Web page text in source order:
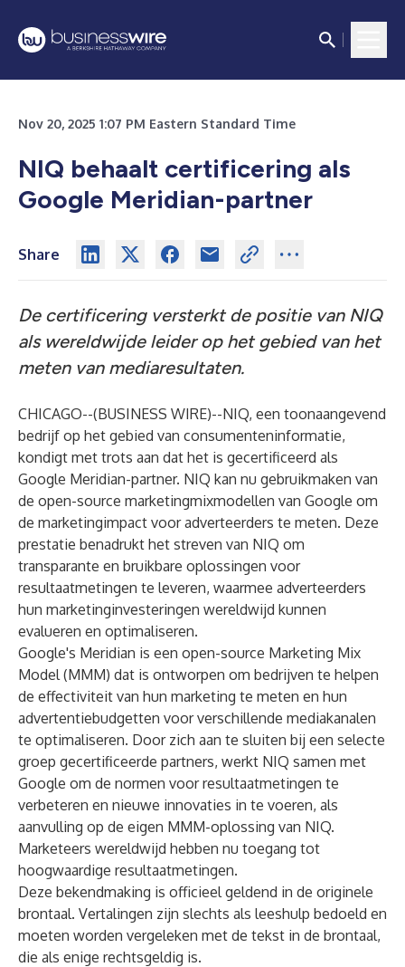
Nov 20, 2025 1:07 PM Eastern Standard Time
NIQ behaalt certificering als
Google Meridian-partner
Share
De certificering versterkt de positie van NIQ
als wereldwijde leider op het gebied van het
meten van mediaresultaten.
CHICAGO--(BUSINESS WIRE)--NIQ, een toonaangevend
bedrijf op het gebied van consumenteninformatie,
kondigt met trots aan dat het is gecertificeerd als
Google Meridian-partner. NIQ kan nu gebruikmaken van
de open-source marketingmixmodellen van Google om
de marketingimpact voor adverteerders te meten. Deze
prestatie benadrukt het streven van NIQ om
transparante en bruikbare oplossingen voor
resultaatmetingen te leveren, waarmee adverteerders
hun marketinginvesteringen wereldwijd kunnen
evalueren en optimaliseren.
Google's Meridian is een open-source Marketing Mix
Model (MMM) dat is ontworpen om bedrijven te helpen
de effectiviteit van hun marketing te meten en hun
advertentiebudgetten voor verschillende mediakanalen
te optimaliseren. Door zich aan te sluiten bij een selecte
groep gecertificeerde partners, werkt NIQ samen met
Google om de normen voor resultaatmetingen te
verbeteren en nieuwe innovaties in te voeren, als
aanvulling op de eigen MMM-oplossing van NIQ.
Marketeers wereldwijd hebben nu toegang tot
hoogwaardige resultaatmetingen.
Deze bekendmaking is officieel geldend in de originele
brontaal. Vertalingen zijn slechts als leeshulp bedoeld en
moeten worden vergeleken met de tekst in de brontaal,
die als enige rechtsgeldig is.